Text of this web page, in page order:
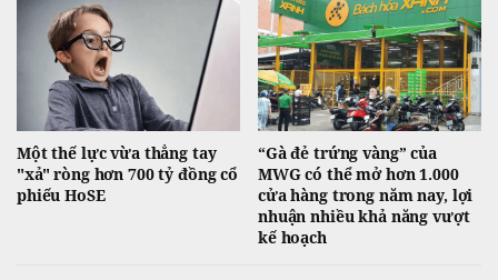
Một thế lực vừa thẳng tay
"xả" ròng hơn 700 tỷ đồng cổ
phiếu HoSE
“Gà đẻ trứng vàng” của
MWG có thể mở hơn 1.000
cửa hàng trong năm nay, lợi
nhuận nhiều khả năng vượt
kế hoạch